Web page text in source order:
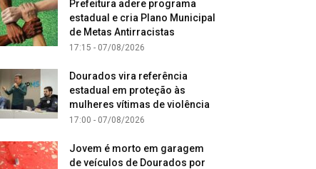
Prefeitura adere programa
estadual e cria Plano Municipal
de Metas Antirracistas
17:15 - 07/08/2026
Dourados vira referência
estadual em proteção às
mulheres vítimas de violência
17:00 - 07/08/2026
Jovem é morto em garagem
de veículos de Dourados por